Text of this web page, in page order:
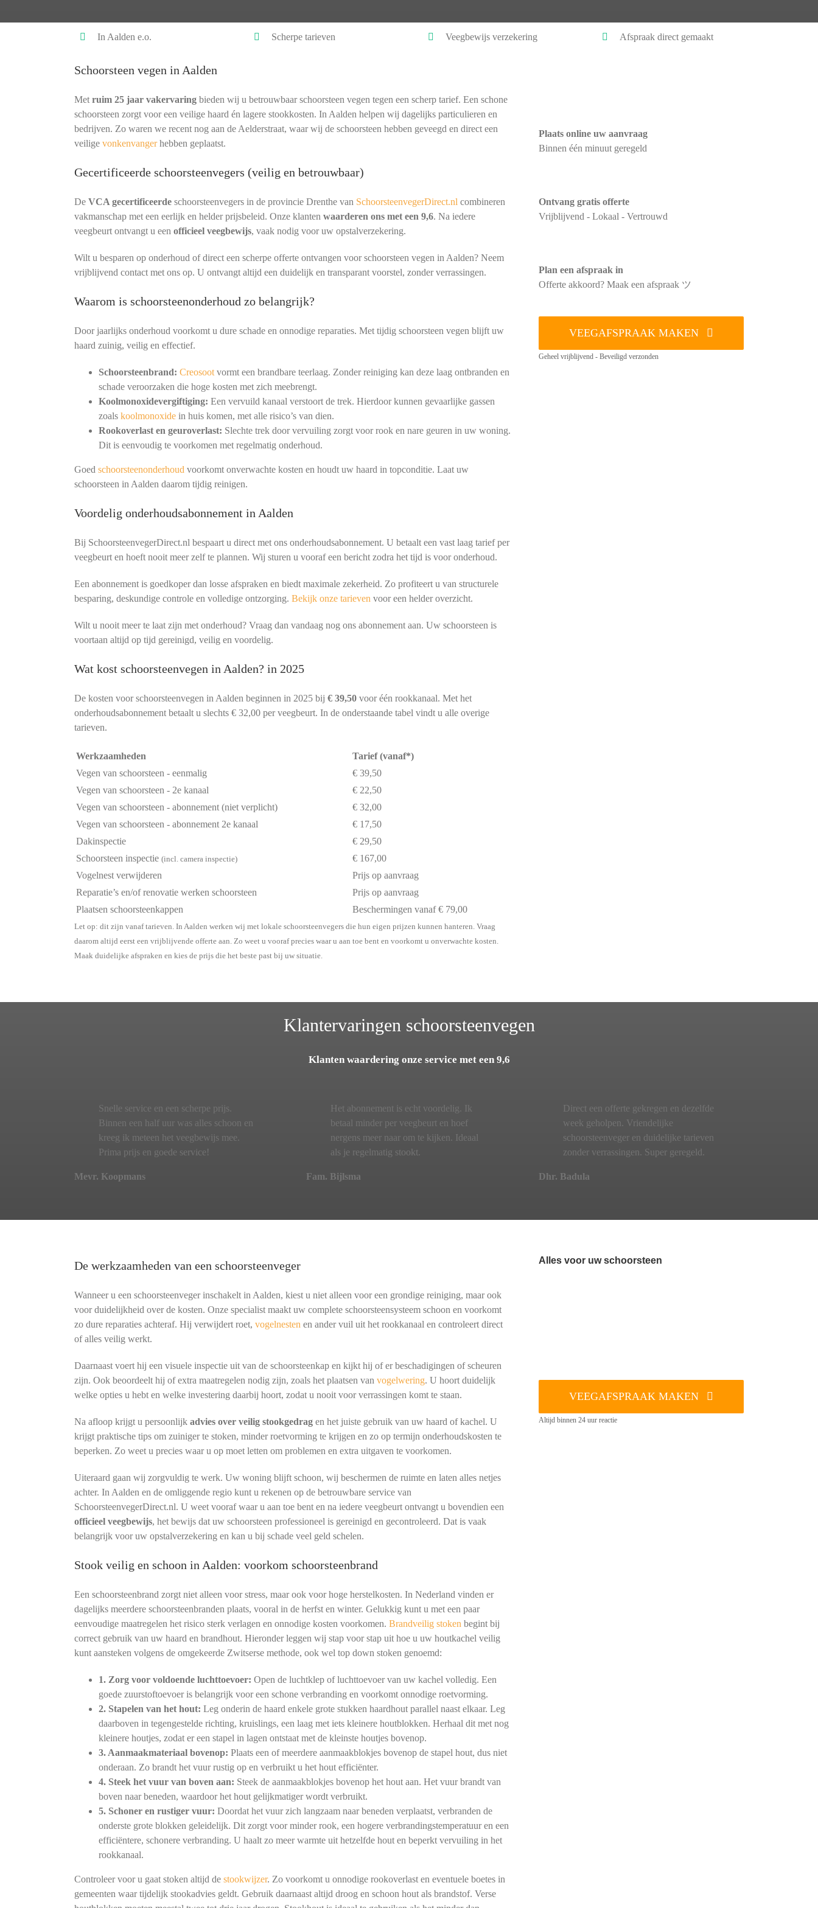
In Aalden e.o. Scherpe tarieven Veegbewijs verzekering Afspraak direct gemaakt
Schoorsteen vegen in Aalden
Met ruim 25 jaar vakervaringbieden wij u betrouwbaar schoorsteen vegen tegen een scherp tarief. Een schone
schoorsteen zorgt voor een veilige haard én lagere stookkosten. In Aalden helpen wij dagelijks particulieren en
bedrijven. Zo waren we recent nog aan de Aelderstraat, waar wij de schoorsteen hebben geveegd en direct een
veilige vonkenvangerhebben geplaatst.
Gecertificeerde schoorsteenvegers (veilig en betrouwbaar)
De VCA gecertificeerdeschoorsteenvegers in de provincie Drenthe van SchoorsteenvegerDirect.nl combineren
vakmanschap met een eerlijk en helder prijsbeleid. Onze klanten waarderen ons met een 9,6. Na iedere
veegbeurt ontvangt u een officieel veegbewijs, vaak nodig voor uw opstalverzekering.
Wilt u besparen op onderhoud of direct een scherpe offerte ontvangen voor schoorsteen vegen in Aalden? Neem
vrijblijvend contact met ons op. U ontvangt altijd een duidelijk en transparant voorstel, zonder verrassingen.
Waarom is schoorsteenonderhoud zo belangrijk?
Door jaarlijks onderhoud voorkomt u dure schade en onnodige reparaties. Met tijdig schoorsteen vegen blijft uw
haard zuinig, veilig en effectief.
Schoorsteenbrand: Creosootvormt een brandbare teerlaag. Zonder reiniging kan deze laag ontbranden en
schade veroorzaken die hoge kosten met zich meebrengt.
Koolmonoxidevergiftiging: Een vervuild kanaal verstoort de trek. Hierdoor kunnen gevaarlijke gassen
zoals koolmonoxidein huis komen, met alle risico’s van dien.
Rookoverlast en geuroverlast: Slechte trek door vervuiling zorgt voor rook en nare geuren in uw woning.
Dit is eenvoudig te voorkomen met regelmatig onderhoud.
Goed schoorsteenonderhoud voorkomt onverwachte kosten en houdt uw haard in topconditie. Laat uw
schoorsteen in Aalden daarom tijdig reinigen.
Voordelig onderhoudsabonnement in Aalden
Bij SchoorsteenvegerDirect.nl bespaart u direct met ons onderhoudsabonnement. U betaalt een vast laag tarief per
veegbeurt en hoeft nooit meer zelf te plannen. Wij sturen u vooraf een bericht zodra het tijd is voor onderhoud.
Een abonnement is goedkoper dan losse afspraken en biedt maximale zekerheid. Zo profiteert u van structurele
besparing, deskundige controle en volledige ontzorging. Bekijk onze tarieven voor een helder overzicht.
Wilt u nooit meer te laat zijn met onderhoud? Vraag dan vandaag nog ons abonnement aan. Uw schoorsteen is
voortaan altijd op tijd gereinigd, veilig en voordelig.
Wat kost schoorsteenvegen in Aalden? in 2025
De kosten voor schoorsteenvegen in Aalden beginnen in 2025 bij € 39,50voor één rookkanaal. Met het
onderhoudsabonnement betaalt u slechts € 32,00 per veegbeurt. In de onderstaande tabel vindt u alle overige
tarieven.
Werkzaamheden
Tarief (vanaf*)
Vegen van schoorsteen - eenmalig
€ 39,50
Vegen van schoorsteen - 2e kanaal
€ 22,50
Vegen van schoorsteen - abonnement (niet verplicht)
€ 32,00
Vegen van schoorsteen - abonnement 2e kanaal
€ 17,50
Dakinspectie
€ 29,50
Schoorsteen inspectie (incl. camera inspectie)
€ 167,00
Vogelnest verwijderen
Prijs op aanvraag
Reparatie’s en/of renovatie werken schoorsteen
Prijs op aanvraag
Plaatsen schoorsteenkappen
Beschermingen vanaf € 79,00
Let op: dit zijn vanaf tarieven. In Aalden werken wij met lokale schoorsteenvegers die hun eigen prijzen kunnen hanteren. Vraag
daarom altijd eerst een vrijblijvende offerte aan. Zo weet u vooraf precies waar u aan toe bent en voorkomt u onverwachte kosten.
Maak duidelijke afspraken en kies de prijs die het beste past bij uw situatie.
Plaats online uw aanvraag
Binnen één minuut geregeld
Ontvang gratis offerte
Vrijblijvend - Lokaal - Vertrouwd
Plan een afspraak in
Offerte akkoord? Maak een afspraak ツ
VEEGAFSPRAAK MAKEN
Geheel vrijblijvend - Beveiligd verzonden
Klantervaringen schoorsteenvegen
Klanten waardering onze service met een 9,6
Snelle service en een scherpe prijs.
Binnen een half uur was alles schoon en
kreeg ik meteen het veegbewijs mee.
Prima prijs en goede service!
Mevr. Koopmans
Het abonnement is echt voordelig. Ik
betaal minder per veegbeurt en hoef
nergens meer naar om te kijken. Ideaal
als je regelmatig stookt.
Fam. Bijlsma
Direct een offerte gekregen en dezelfde
week geholpen. Vriendelijke
schoorsteenveger en duidelijke tarieven
zonder verrassingen. Super geregeld.
Dhr. Badula
De werkzaamheden van een schoorsteenveger
Wanneer u een schoorsteenveger inschakelt in Aalden, kiest u niet alleen voor een grondige reiniging, maar ook
voor duidelijkheid over de kosten. Onze specialist maakt uw complete schoorsteensysteem schoon en voorkomt
zo dure reparaties achteraf. Hij verwijdert roet, vogelnesten en ander vuil uit het rookkanaal en controleert direct
of alles veilig werkt.
Daarnaast voert hij een visuele inspectie uit van de schoorsteenkap en kijkt hij of er beschadigingen of scheuren
zijn. Ook beoordeelt hij of extra maatregelen nodig zijn, zoals het plaatsen van vogelwering. U hoort duidelijk
welke opties u hebt en welke investering daarbij hoort, zodat u nooit voor verrassingen komt te staan.
Na afloop krijgt u persoonlijk advies over veilig stookgedragen het juiste gebruik van uw haard of kachel. U
krijgt praktische tips om zuiniger te stoken, minder roetvorming te krijgen en zo op termijn onderhoudskosten te
beperken. Zo weet u precies waar u op moet letten om problemen en extra uitgaven te voorkomen.
Uiteraard gaan wij zorgvuldig te werk. Uw woning blijft schoon, wij beschermen de ruimte en laten alles netjes
achter. In Aalden en de omliggende regio kunt u rekenen op de betrouwbare service van
SchoorsteenvegerDirect.nl. U weet vooraf waar u aan toe bent en na iedere veegbeurt ontvangt u bovendien een
officieel veegbewijs, het bewijs dat uw schoorsteen professioneel is gereinigd en gecontroleerd. Dat is vaak
belangrijk voor uw opstalverzekering en kan u bij schade veel geld schelen.
Stook veilig en schoon in Aalden: voorkom schoorsteenbrand
Een schoorsteenbrand zorgt niet alleen voor stress, maar ook voor hoge herstelkosten. In Nederland vinden er
dagelijks meerdere schoorsteenbranden plaats, vooral in de herfst en winter. Gelukkig kunt u met een paar
eenvoudige maatregelen het risico sterk verlagen en onnodige kosten voorkomen. Brandveilig stoken begint bij
correct gebruik van uw haard en brandhout. Hieronder leggen wij stap voor stap uit hoe u uw houtkachel veilig
kunt aansteken volgens de omgekeerde Zwitserse methode, ook wel top down stoken genoemd:
1. Zorg voor voldoende luchttoevoer: Open de luchtklep of luchttoevoer van uw kachel volledig. Een
goede zuurstoftoevoer is belangrijk voor een schone verbranding en voorkomt onnodige roetvorming.
2. Stapelen van het hout: Leg onderin de haard enkele grote stukken haardhout parallel naast elkaar. Leg
daarboven in tegengestelde richting, kruislings, een laag met iets kleinere houtblokken. Herhaal dit met nog
kleinere houtjes, zodat er een stapel in lagen ontstaat met de kleinste houtjes bovenop.
3. Aanmaakmateriaal bovenop: Plaats een of meerdere aanmaakblokjes bovenop de stapel hout, dus niet
onderaan. Zo brandt het vuur rustig op en verbruikt u het hout efficiënter.
4. Steek het vuur van boven aan: Steek de aanmaakblokjes bovenop het hout aan. Het vuur brandt van
boven naar beneden, waardoor het hout gelijkmatiger wordt verbruikt.
5. Schoner en rustiger vuur: Doordat het vuur zich langzaam naar beneden verplaatst, verbranden de
onderste grote blokken geleidelijk. Dit zorgt voor minder rook, een hogere verbrandingstemperatuur en een
efficiëntere, schonere verbranding. U haalt zo meer warmte uit hetzelfde hout en beperkt vervuiling in het
rookkanaal.
Controleer voor u gaat stoken altijd de stookwijzer. Zo voorkomt u onnodige rookoverlast en eventuele boetes in
gemeenten waar tijdelijk stookadvies geldt. Gebruik daarnaast altijd droog en schoon hout als brandstof. Verse
Alles voor uw schoorsteen
VEEGAFSPRAAK MAKEN
Altijd binnen 24 uur reactie